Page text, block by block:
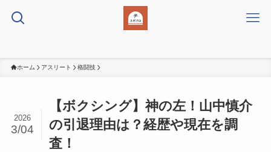
ホーム アスリート 格闘技
【ボクシング】神の左！山中慎介
の引退理由は？経歴や現在を調
査！
2026
3/04